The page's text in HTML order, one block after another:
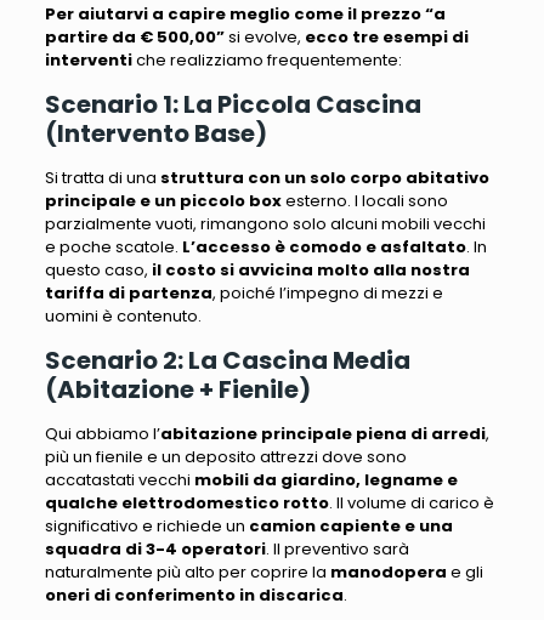
Per aiutarvi a capire meglio come il prezzo “a
partire da € 500,00”si evolve, ecco tre esempi di
interventiche realizziamo frequentemente:
Scenario 1: La Piccola Cascina
(Intervento Base)
Si tratta di una struttura con un solo corpo abitativo
principale e un piccolo boxesterno. I locali sono
parzialmente vuoti, rimangono solo alcuni mobili vecchi
e poche scatole. L’accesso è comodo e asfaltato. In
questo caso, il costo si avvicina molto alla nostra
tariffa di partenza, poiché l’impegno di mezzi e
uomini è contenuto.
Scenario 2: La Cascina Media
(Abitazione + Fienile)
Qui abbiamo l’abitazione principale piena di arredi,
più un fienile e un deposito attrezzi dove sono
accatastati vecchi mobili da giardino, legname e
qualche elettrodomestico rotto. Il volume di carico è
significativo e richiede un camion capiente e una
squadra di 3-4 operatori. Il preventivo sarà
naturalmente più alto per coprire la manodopera e gli
oneri di conferimento in discarica.